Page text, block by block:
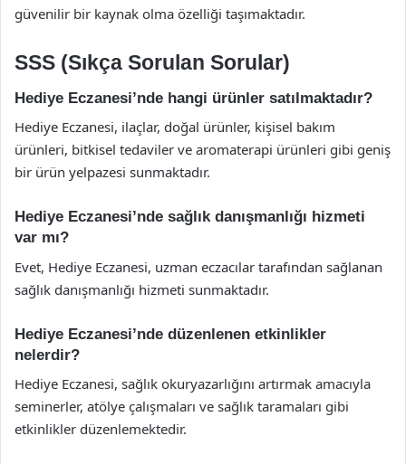
güvenilir bir kaynak olma özelliği taşımaktadır.
SSS (Sıkça Sorulan Sorular)
Hediye Eczanesi’nde hangi ürünler satılmaktadır?
Hediye Eczanesi, ilaçlar, doğal ürünler, kişisel bakım
ürünleri, bitkisel tedaviler ve aromaterapi ürünleri gibi geniş
bir ürün yelpazesi sunmaktadır.
Hediye Eczanesi’nde sağlık danışmanlığı hizmeti
var mı?
Evet, Hediye Eczanesi, uzman eczacılar tarafından sağlanan
sağlık danışmanlığı hizmeti sunmaktadır.
Hediye Eczanesi’nde düzenlenen etkinlikler
nelerdir?
Hediye Eczanesi, sağlık okuryazarlığını artırmak amacıyla
seminerler, atölye çalışmaları ve sağlık taramaları gibi
etkinlikler düzenlemektedir.